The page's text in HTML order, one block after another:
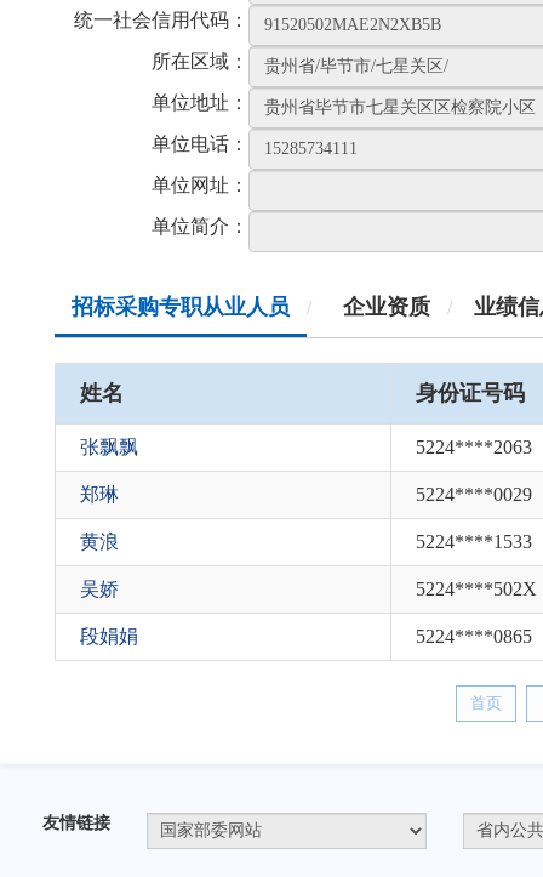
统一社会信用代码：
所在区域：
单位地址：
单位电话：
单位网址：
单位简介：
招标采购专职从业人员 / 企业资质 / 业绩
姓名 身份证号码
张飘飘 5224****2063
郑琳 5224****0029
黄浪 5224****1533
吴娇 5224****502X
段娟娟 5224****0865
首页
友情链接